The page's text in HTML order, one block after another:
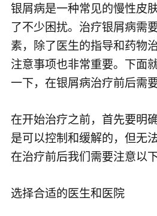
银屑病是一种常见的慢性皮
了不少困扰。治疗银屑病需
素，除了医生的指导和药物
注意事项也非常重要。下面
一下，在银屑病治疗前后需
在开始治疗之前，首先要明
是可以控制和缓解的，但无
在治疗前后我们需要注意以
选择合适的医生和医院